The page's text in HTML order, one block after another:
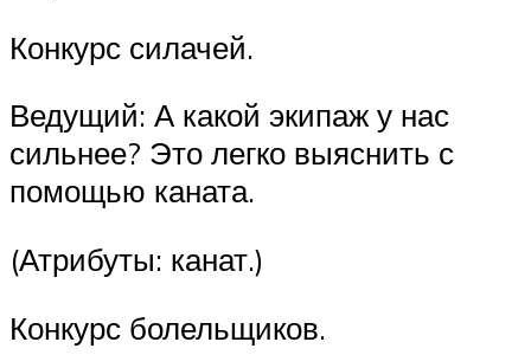
Конкурс силачей.
Ведущий: А какой экипаж у нас
сильнее? Это легко выяснить с
помощью каната.
(Атрибуты: канат.)
Конкурс болельщиков.